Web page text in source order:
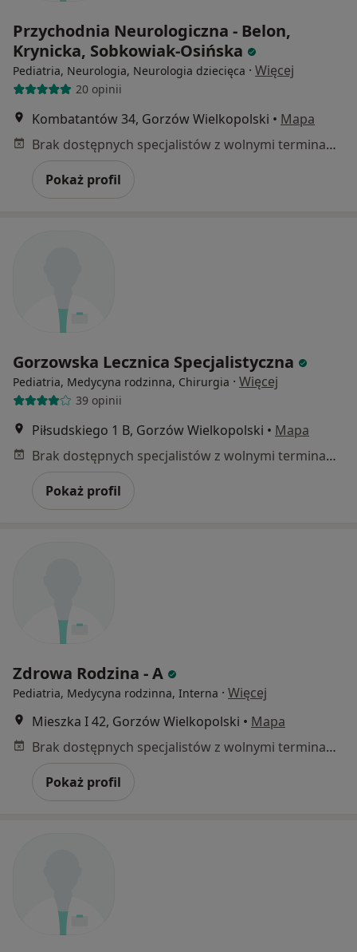
Przychodnia Neurologiczna - Belon,
Krynicka, Sobkowiak-Osińska
Pediatria, Neurologia, Neurologia dziecięca · Więcej
20 opinii
Kombatantów 34, Gorzów Wielkopolski • Mapa
Brak dostępnych specjalistów z wolnymi terminami w tym centrum medycznym.
Pokaż profil
Gorzowska Lecznica Specjalistyczna
Pediatria, Medycyna rodzinna, Chirurgia · Więcej
39 opinii
Piłsudskiego 1 B, Gorzów Wielkopolski • Mapa
Brak dostępnych specjalistów z wolnymi terminami w tym centrum medycznym.
Pokaż profil
Zdrowa Rodzina - A
Pediatria, Medycyna rodzinna, Interna · Więcej
Mieszka I 42, Gorzów Wielkopolski • Mapa
Brak dostępnych specjalistów z wolnymi terminami w tym centrum medycznym.
Pokaż profil